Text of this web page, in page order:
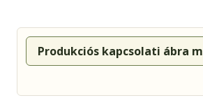
Produkciós kapcsolati ábra